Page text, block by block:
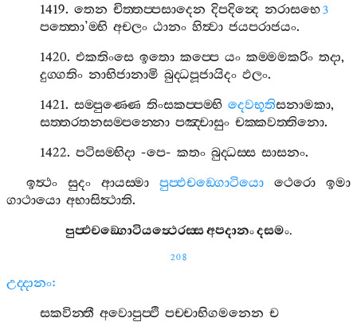
1419.තෙන චිත‍්තප‍්පසාදෙන දිපදින්‍දෙ නරාසභෙ3
පත‍්තො’ම‍්භි අචලං ඨානං හිත්‍වා ජයපරාජයං.
1420.එකතිංසෙ ඉතො කප‍්පෙ යං කම‍්මමකරිං තදා,
දුග‍්ගතිං නාභිජානාමි බුද‍්ධපූජායිදං ඵලං.
1421.සම‍්පුණ‍්ණෙ තිංසකප‍්පම‍්භි දෙවභූතිසනාමකා,
සත‍්තරතනසම‍්පන‍්නො පඤ‍්චාසුං චක‍්කවත‍්තිනො.
1422.පටිසම‍්භිදා -පෙ-කතං බුද‍්ධස‍්ස සාසනං.
ඉත්‍ථං
සුදං ආයස‍්මා පුප‍්ඵචඞ‍්ගොටියො ථෙරො
ඉමා
ගාථායො අභාසිත්‍ථාති.
පුප‍්ඵචඞ‍්ගොටියත්‍ථෙරස‍්සඅපදානංදසමං.
208
උද‍්දානං:
සකවින‍්තී අවොපුප‍්ඵි පච‍්චාභිගමනෙන ච